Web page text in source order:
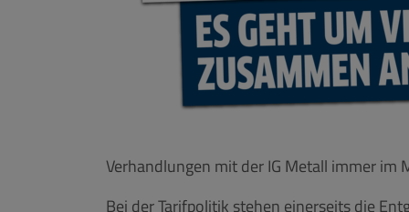
Verhandlungen mit der IG Metall immer im
Bei der Tarifpolitik stehen einerseits die